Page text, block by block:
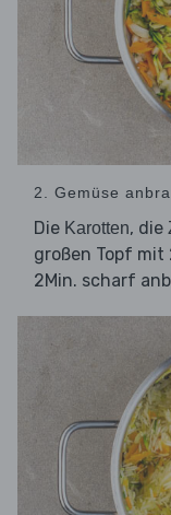
2. Gemüse
Die Karotten, die
großen Topf mit
2Min. scharf